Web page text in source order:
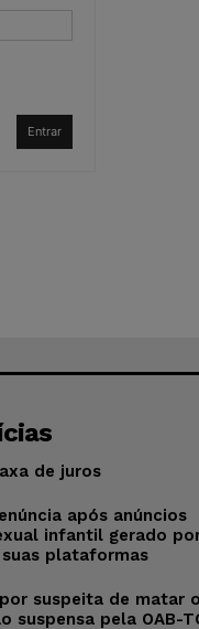
Entrar
de juros
após anúncios
infantil gerado
plataformas
suspeita de matar o
suspensa pela OAB-